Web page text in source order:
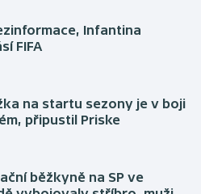
Infantina
FIFA
na startu sezony je v boji
připustil Priske
běžkyně na SP ve